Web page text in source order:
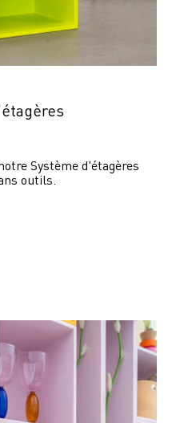
Système d'étagères
outils.